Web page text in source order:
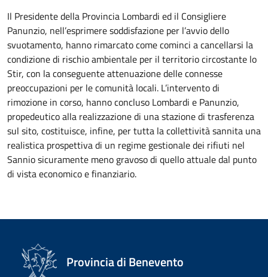
Il Presidente della Provincia Lombardi ed il Consigliere
Panunzio, nell’esprimere soddisfazione per l’avvio dello
svuotamento, hanno rimarcato come cominci a cancellarsi la
condizione di rischio ambientale per il territorio circostante lo
Stir, con la conseguente attenuazione delle connesse
preoccupazioni per le comunità locali. L’intervento di
rimozione in corso, hanno concluso Lombardi e Panunzio,
propedeutico alla realizzazione di una stazione di trasferenza
sul sito, costituisce, infine, per tutta la collettività sannita una
realistica prospettiva di un regime gestionale dei rifiuti nel
Sannio sicuramente meno gravoso di quello attuale dal punto
di vista economico e finanziario.
Provincia di Benevento